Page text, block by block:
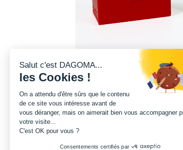
Salut c'est DAGOMA...
les Cookies !
On a attendu d'être sûrs que le contenu
de ce site vous intéresse avant de
vous déranger, mais on aimerait bien vous accompagner
votre visite...
C'est OK pour vous ?
Consentements certifiés par